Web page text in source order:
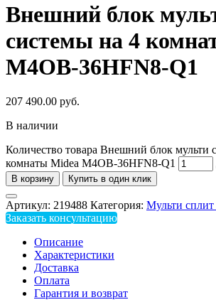
Внешний блок
системы на 4
M4OB-36HFN8-Q1
207 490.00 руб.
В наличии
Количество товара Внешний блок мульти
комнаты Midea M4OB-36HFN8-Q1
В корзину Купить в один клик
Артикул: 219488 Категория: Мульти
Заказать консультацию
Описание
Характеристики
Доставка
Оплата
Гарантия и возврат